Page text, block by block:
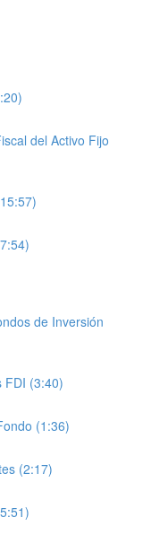
del Activo Fijo
de Inversión
FDI (3:40)
(1:36)
(2:17)